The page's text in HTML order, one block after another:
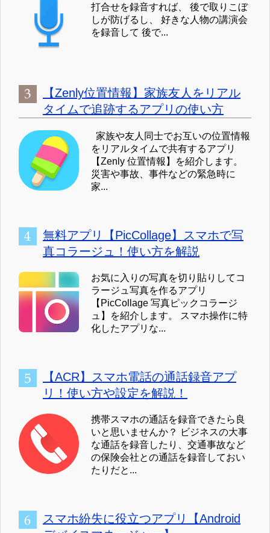
打合せを録音すれば、 後で取りこぼ
しが防げるし、 好きな人物の講演会
を録音して 後で...
【Zenly位置情報】家族友人をリアル
タイムで追跡するアプリの使い方
家族や友人同士でお互いの位置情報
をリアルタイムで共有するアプリ
【Zenly 位置情報】を紹介します。
災害や事故、事件などの緊急時に
家...
無料アプリ【PicCollage】スマホで写
真コラージュ！使い方を解説
お気に入りの写真を切り貼りしてコ
ラージュ写真を作るアプリ
【PicCollage 写真ピックコラージ
ュ】を紹介します。 スマホ操作に特
化したアプリな...
【ACR】スマホ電話の通話録音アプ
リ！使い方や設定を解説！
携帯スマホの通話を録音できたら良
いと思いませんか？ ビジネスの大事
な通話を録音したり、交通事故など
の保険会社との通話を録音しておい
たりだと...
スマホ紛失に役立つアプリ【Android